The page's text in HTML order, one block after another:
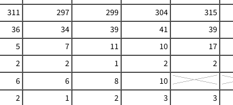
311 297 299 304
315
36 34 39 41
39
5 7 11 10
17
2 2 1 2
2
6 6 8
10
2 1 2 3
3